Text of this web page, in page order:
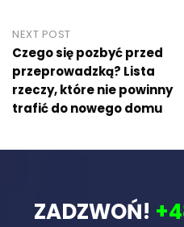
NEXT POST
Czego się pozbyć przed
przeprowadzką? Lista
rzeczy, które nie powinny
trafić do nowego domu
ZADZWOŃ!